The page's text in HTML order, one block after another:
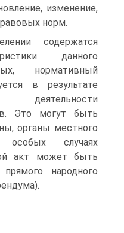
изменение,
норм.
содержатся
данного
нормативный
в результате
деятельности
Это могут быть
органы местного
особых случаях
акт может быть
народного